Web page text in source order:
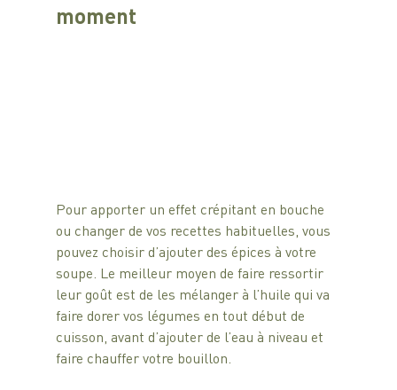
moment
Pour apporter un effet crépitant en bouche
ou changer de vos recettes habituelles, vous
pouvez choisir d’ajouter des épices à votre
soupe. Le meilleur moyen de faire ressortir
leur goût est de les mélanger à l’huile qui va
faire dorer vos légumes en tout début de
cuisson, avant d’ajouter de l’eau à niveau et
faire chauffer votre bouillon.